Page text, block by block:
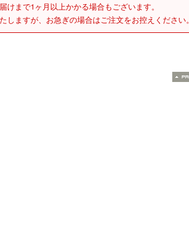
まで1ヶ月以上かかる場合もございます。
ますが、お急ぎの場合はご注文をお控えください。